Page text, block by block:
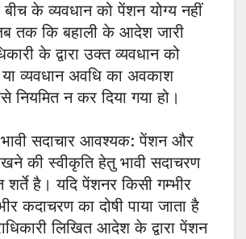
के व्यवधान को पेंशन योग्य नहीं
तक कि बहाली के आदेश जारी
के द्वारा उक्त व्यवधान को
व्यवधान अवधि का अवकाश
न कर दिया गया हो।
सदाचार आवश्यक: पेंशन और
की स्वीकृति हेतु भावी सदाचरण
शर्ते है। यदि पेंशनर किसी गम्भीर
कदाचरण का दोषी पाया जाता है
लिखित आदेश के द्वारा पेंशन